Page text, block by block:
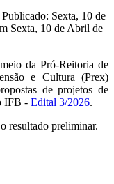
Publicado: Sexta, 10 de
Sexta, 10 de Abril de
da Pró-Reitoria de
e Cultura (Prex)
de projetos de
IFB - Edital 3/2026.
resultado preliminar.